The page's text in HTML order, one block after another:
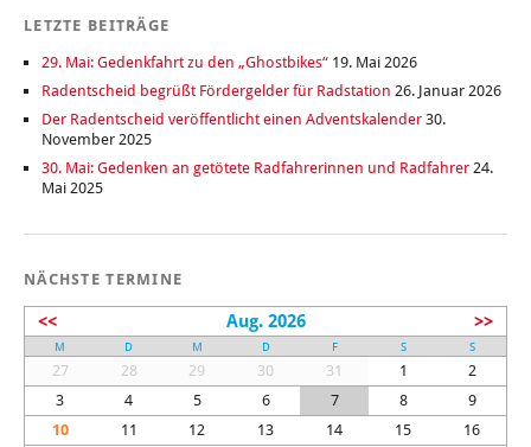
LETZTE BEITRÄGE
29. Mai: Gedenkfahrt zu den „Ghostbikes“ 19. Mai 2026
Radentscheid begrüßt Fördergelder für Radstation 26. Januar 2026
Der Radentscheid veröffentlicht einen Adventskalender 30.
November 2025
30. Mai: Gedenken an getötete Radfahrerinnen und Radfahrer 24.
Mai 2025
NÄCHSTE TERMINE
<< Aug. 2026 >>
M D M D F S S
27 28 29 30 31 1
2
3
4 5 6 7 8
9
10
11 12 13 14 15
16